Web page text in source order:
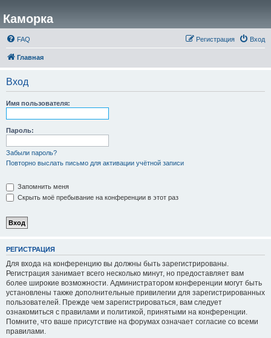
Каморка
FAQ Вход
Регистрация
Главная
Вход
Имя пользователя:
Пароль:
Забыли пароль?
Повторно выслать письмо для активации учётной записи
Запомнить меня
Скрыть моё пребывание на конференции в этот раз
РЕГИСТРАЦИЯ
Для входа на конференцию вы должны быть зарегистрированы.
Регистрация занимает всего несколько минут, но предоставляет вам
более широкие возможности. Администратором конференции могут быть
установлены также дополнительные привилегии для зарегистрированных
пользователей. Прежде чем зарегистрироваться, вам следует
ознакомиться с правилами и политикой, принятыми на конференции.
Помните, что ваше присутствие на форумах означает согласие со всеми
правилами.